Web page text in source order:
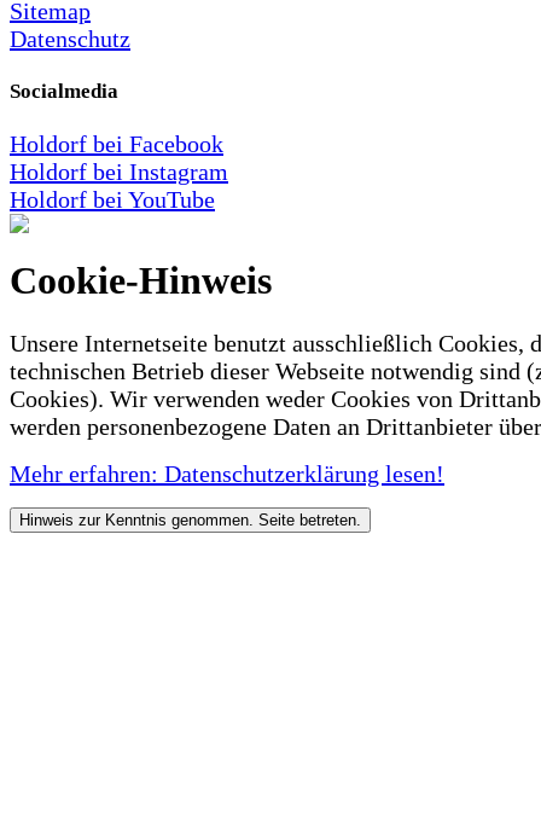
Sitemap
Datenschutz
Socialmedia
Holdorf bei Facebook
Holdorf bei Instagram
Holdorf bei YouTube
Cookie-Hinweis
Unsere Internetseite benutzt ausschließlich Cookies,
technischen Betrieb dieser Webseite notwendig sind
Cookies). Wir verwenden weder Cookies von
werden personenbezogene Daten an Drittanbieter
Mehr erfahren: Datenschutzerklärung lesen!
Hinweis zur Kenntnis genommen. Seite betreten.